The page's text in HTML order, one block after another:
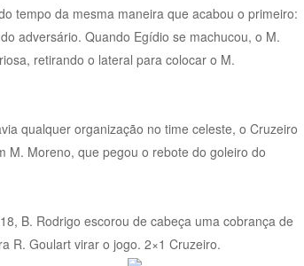
tempo da mesma maneira que acabou o primeiro:
adversário. Quando Egídio se machucou, o M.
retirando o lateral para colocar o M.
qualquer organização no time celeste, o Cruzeiro
M. Moreno, que pegou o rebote do goleiro do
B. Rodrigo escorou de cabeça uma cobrança de
R. Goulart virar o jogo. 2×1 Cruzeiro.